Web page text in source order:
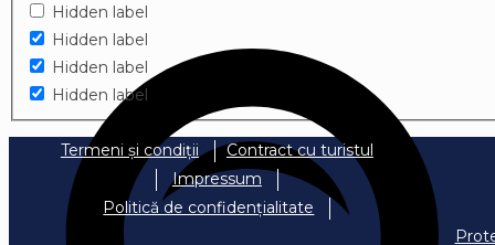
Hidden label
Hidden label
Hidden label
Hidden label
Termeni și condiții
Contract cu turistul
Impressum
Politică de confidențialitate